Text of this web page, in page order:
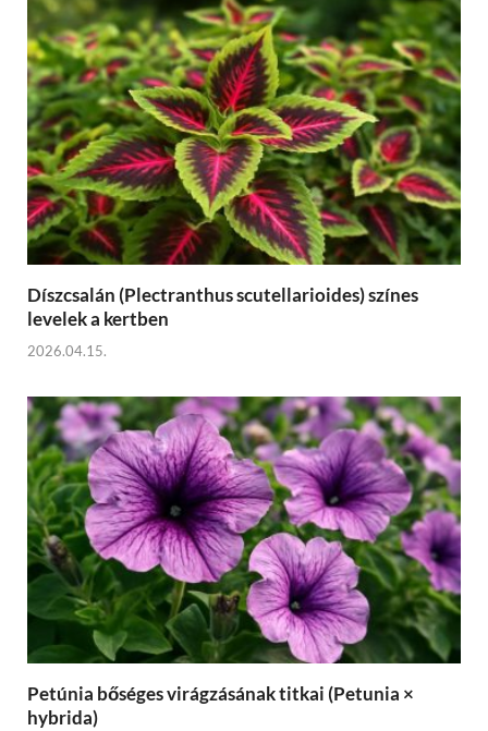
Díszcsalán (Plectranthus scutellarioides) színes
levelek a kertben
2026.04.15.
Petúnia bőséges virágzásának titkai (Petunia ×
hybrida)